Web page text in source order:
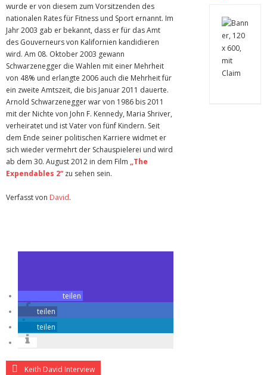
wurde er von diesem zum Vorsitzenden des
nationalen Rates für Fitness und Sport ernannt. Im
Jahr 2003 gab er bekannt, dass er für das Amt
des Gouverneurs von Kalifornien kandidieren
wird. Am 08. Oktober 2003 gewann
Schwarzenegger die Wahlen mit einer Mehrheit
von 48% und erlangte 2006 auch die Mehrheit für
ein zweite Amtszeit, die bis Januar 2011 dauerte.
Arnold Schwarzenegger war von 1986 bis 2011
mit der Nichte von John F. Kennedy, Maria Shriver,
verheiratet und ist Vater von fünf Kindern. Seit
dem Ende seiner politischen Karriere widmet er
sich wieder vermehrt der Schauspielerei und wird
ab dem 30. August 2012 in dem Film „The
Expendables 2“ zu sehen sein.
Verfasst von David.
teilen
teilen
teilen
Keith David Interview